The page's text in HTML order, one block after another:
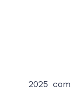
2025